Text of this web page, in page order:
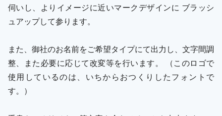
伺いし、よりイメージに近いマークデザインに ブラッシ
ュアップして参ります。
また、御社のお名前をご希望タイプにて出力し、文字間調
整、また必要に応じて改変等を行います。 （このロゴで
使用しているのは、いちからおつくりしたフォントで
す。）